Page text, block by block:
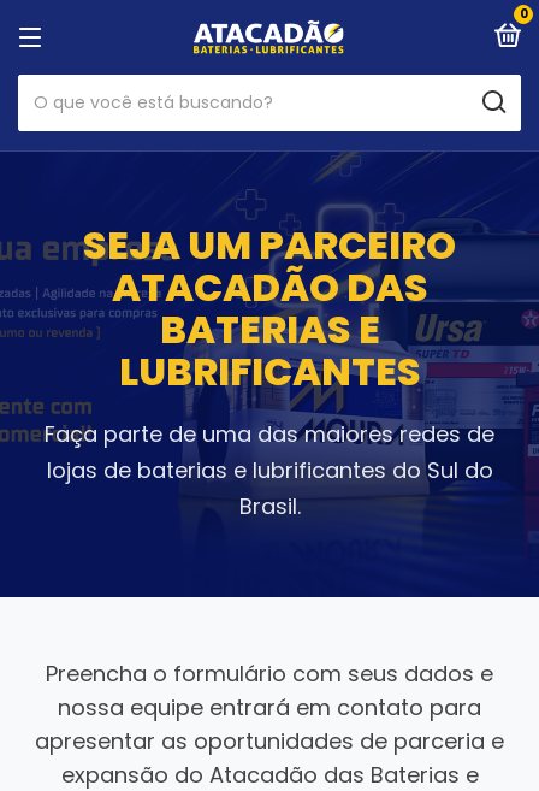
0
SEJA UM PARCEIRO
ATACADÃO DAS
BATERIAS E
LUBRIFICANTES
Faça parte de uma das maiores redes de
lojas de baterias e lubrificantes do Sul do
Brasil.
Preencha o formulário com seus dados e
nossa equipe entrará em contato para
apresentar as oportunidades de parceria e
expansão do Atacadão das Baterias e